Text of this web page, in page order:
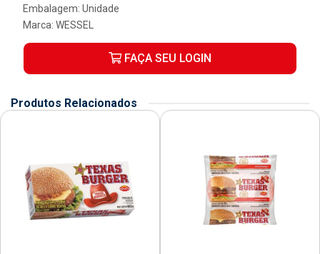
Embalagem: Unidade
Marca: WESSEL
FAÇA SEU LOGIN
Produtos Relacionados